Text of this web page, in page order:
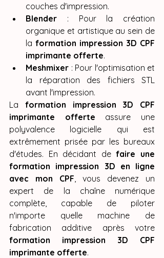
couches d'impression.
Blender : Pour la création
organique et artistique au sein de
la formation impression 3D CPF
imprimante offerte.
Meshmixer : Pour l'optimisation et
la réparation des fichiers STL
avant l'impression.
La formation impression 3D CPF
imprimante offerte assure une
polyvalence logicielle qui est
extrêmement prisée par les bureaux
d'études. En décidant de faire une
formation impression 3D en ligne
avec mon CPF , vous devenez un
expert de la chaîne numérique
complète, capable de piloter
n'importe quelle machine de
formation impression 3D CPF
imprimante offerte.